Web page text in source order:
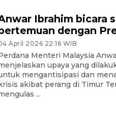
Ibrahim bicara
dengan
April 2026 22:16 WIB
Menteri Malaysia
upaya yang
mengantisipasi dan
akibat perang di Timur
...